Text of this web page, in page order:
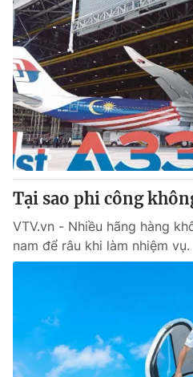
Tại sao phi công
VTV.vn - Nhiều hãng hàng
nam để râu khi làm nhiệm vụ.